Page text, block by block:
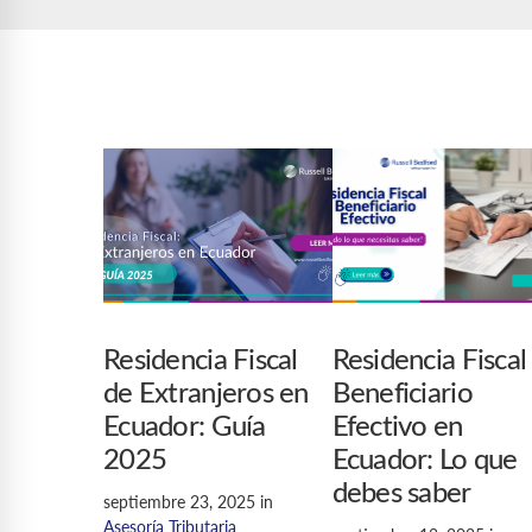
Residencia Fiscal
de Extranjeros en
Ecuador: Guía
2025
septiembre 23, 2025 in
Asesoría Tributaria
Residencia Fiscal
Beneficiario
Efectivo en
Ecuador: Lo que
debes saber